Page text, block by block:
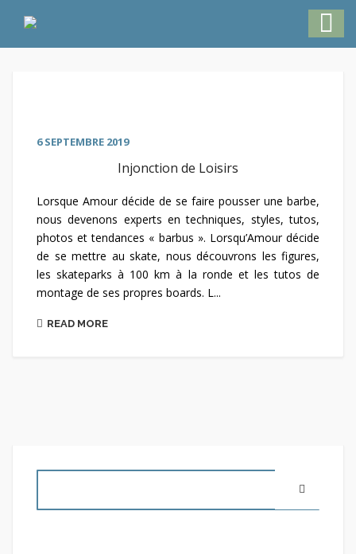
6 SEPTEMBRE 2019
Injonction de Loisirs
Lorsque Amour décide de se faire pousser une barbe,
nous devenons experts en techniques, styles, tutos,
photos et tendances « barbus ». Lorsqu’Amour décide
de se mettre au skate, nous découvrons les figures,
les skateparks à 100 km à la ronde et les tutos de
montage de ses propres boards. L...
READ MORE